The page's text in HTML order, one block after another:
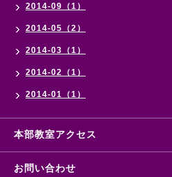
2014-09（1）
2014-05（2）
2014-03（1）
2014-02（1）
2014-01（1）
本部教室アクセス
お問い合わせ